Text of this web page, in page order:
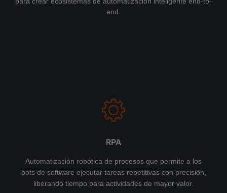
end.
RPA
Automatización robótica de procesos que permite a los
bots de software ejecutar tareas repetitivas con precisión,
liberando tiempo para actividades de mayor valor.